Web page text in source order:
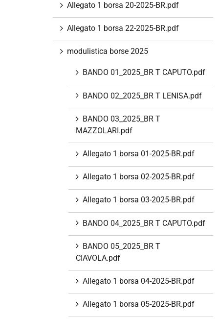
Allegato 1 borsa 20-2025-BR.pdf
Allegato 1 borsa 22-2025-BR.pdf
modulistica borse 2025
BANDO 01_2025_BR T CAPUTO.pdf
BANDO 02_2025_BR T LENISA.pdf
BANDO 03_2025_BR T
MAZZOLARI.pdf
Allegato 1 borsa 01-2025-BR.pdf
Allegato 1 borsa 02-2025-BR.pdf
Allegato 1 borsa 03-2025-BR.pdf
BANDO 04_2025_BR T CAPUTO.pdf
BANDO 05_2025_BR T
CIAVOLA.pdf
Allegato 1 borsa 04-2025-BR.pdf
Allegato 1 borsa 05-2025-BR.pdf